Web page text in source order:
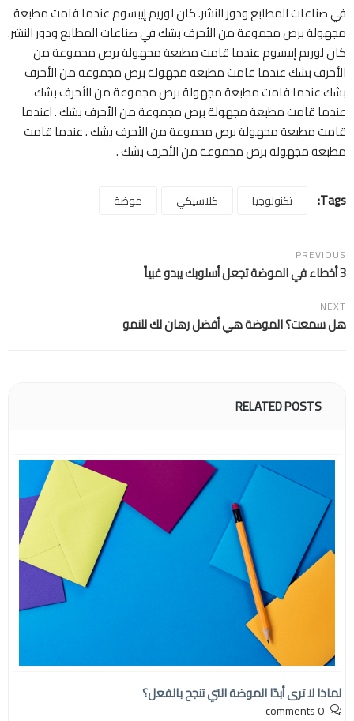
في صناعات المطابع ودور النشر. كان لوريم إيبسوم عندما قامت مطبعة
مجهولة برص مجموعة من الأحرف بشك في صناعات المطابع ودور النشر.
كان لوريم إيبسوم عندما قامت مطبعة مجهولة برص مجموعة من
الأحرف بشك عندما قامت مطبعة مجهولة برص مجموعة من الأحرف
بشك عندما قامت مطبعة مجهولة برص مجموعة من الأحرف بشك
عندما قامت مطبعة مجهولة برص مجموعة من الأحرف بشك . Iعندما
قامت مطبعة مجهولة برص مجموعة من الأحرف بشك . عندما قامت
مطبعة مجهولة برص مجموعة من الأحرف بشك .
Tags: تكنولوجيا كلاسيكي موضة
PREVIOUS
3 أخطاء في الموضة تجعل أسلوبك يبدو غبياً
NEXT
هل سمعت؟ الموضة هي أفضل رهان لك للنمو
RELATED POSTS
لماذا لا ترى أبدًا الموضة التي تنجح بالفعل؟
0 comments